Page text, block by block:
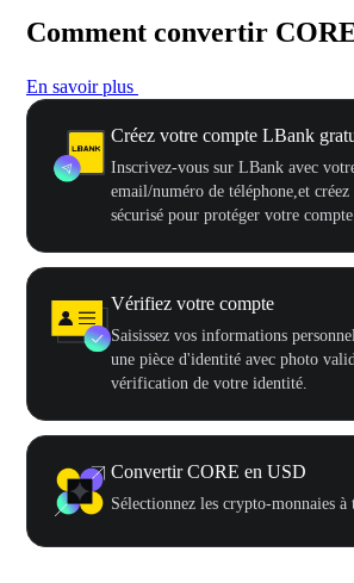
Comment convertir
En savoir plus
Créez votre compte LBank
Inscrivez-vous sur LBank avec
email/numéro de téléphone,et créez
sécurisé pour protéger votre compte
Vérifiez votre compte
Saisissez vos informations
une pièce d'identité avec photo
vérification de votre identité.
Convertir CORE en USD
Sélectionnez les crypto-monnaies à